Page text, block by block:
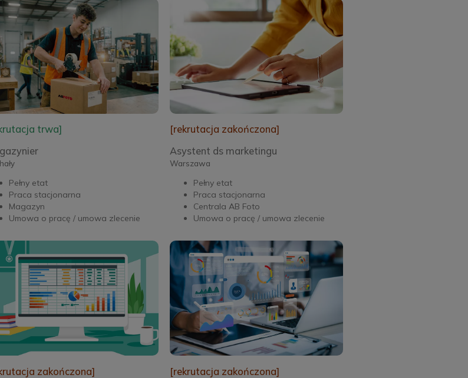
trwa]
Pełny etat
Praca stacjonarna
Magazyn
Umowa o pracę / umowa zlecenie
[rekrutacja zakończona]
Asystent ds marketingu
Warszawa
Pełny etat
Praca stacjonarna
Centrala AB Foto
Umowa o pracę / umowa zlecenie
zakończona]
[rekrutacja zakończona]